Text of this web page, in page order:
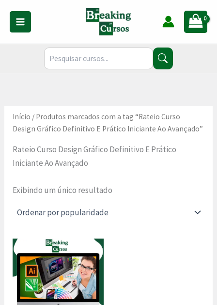
conteúdo
Início / Produtos marcados com a tag “Rateio Curso
Design Gráfico Definitivo E Prático Iniciante Ao Avançado”
Rateio Curso Design Gráfico Definitivo E Prático
Iniciante Ao Avançado
Exibindo um único resultado